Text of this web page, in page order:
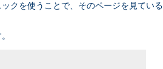
クを使うことで、そのページを見ている